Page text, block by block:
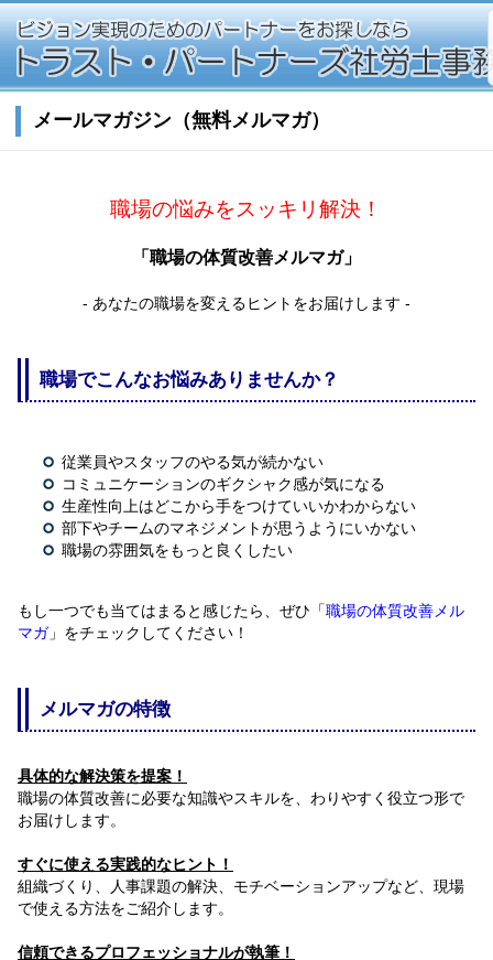
メールマガジン（無料メルマガ）
職場の悩みをスッキリ解決！
「職場の体質改善メルマガ」
- あなたの職場を変えるヒントをお届けします -
職場でこんなお悩みありませんか？
従業員やスタッフのやる気が続かない
コミュニケーションのギクシャク感が気になる
生産性向上はどこから手をつけていいかわからない
部下やチームのマネジメントが思うようにいかない
職場の雰囲気をもっと良くしたい
もし一つでも当てはまると感じたら、ぜひ「職場の体質改善メル
マガ」をチェックしてください！
メルマガの特徴
具体的な解決策を提案！
職場の体質改善に必要な知識やスキルを、わりやすく役立つ形で
お届けします。
すぐに使える実践的なヒント！
組織づくり、人事課題の解決、モチベーションアップなど、現場
で使える方法をご紹介します。
信頼できるプロフェッショナルが執筆！